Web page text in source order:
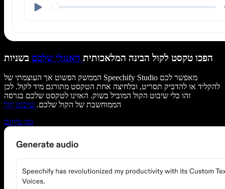
הפכו טקסט לקול הבינה המלאכותית האנגלי שלכם בשניות
הממשק הפשוט אך העוצמתי של Speechify Studio מאפשר לכם
להקליד או להדביק תסריט, ובלחיצה אחת הטקסט מתורגם מיד לקול. לכן
זהו כלי שיבוט הקול המוביל בשוק. האזינו לטקסט שלכם בגרסה
הממוחשבת של הקול שלכם. שיבוט קול
נסו בחינם